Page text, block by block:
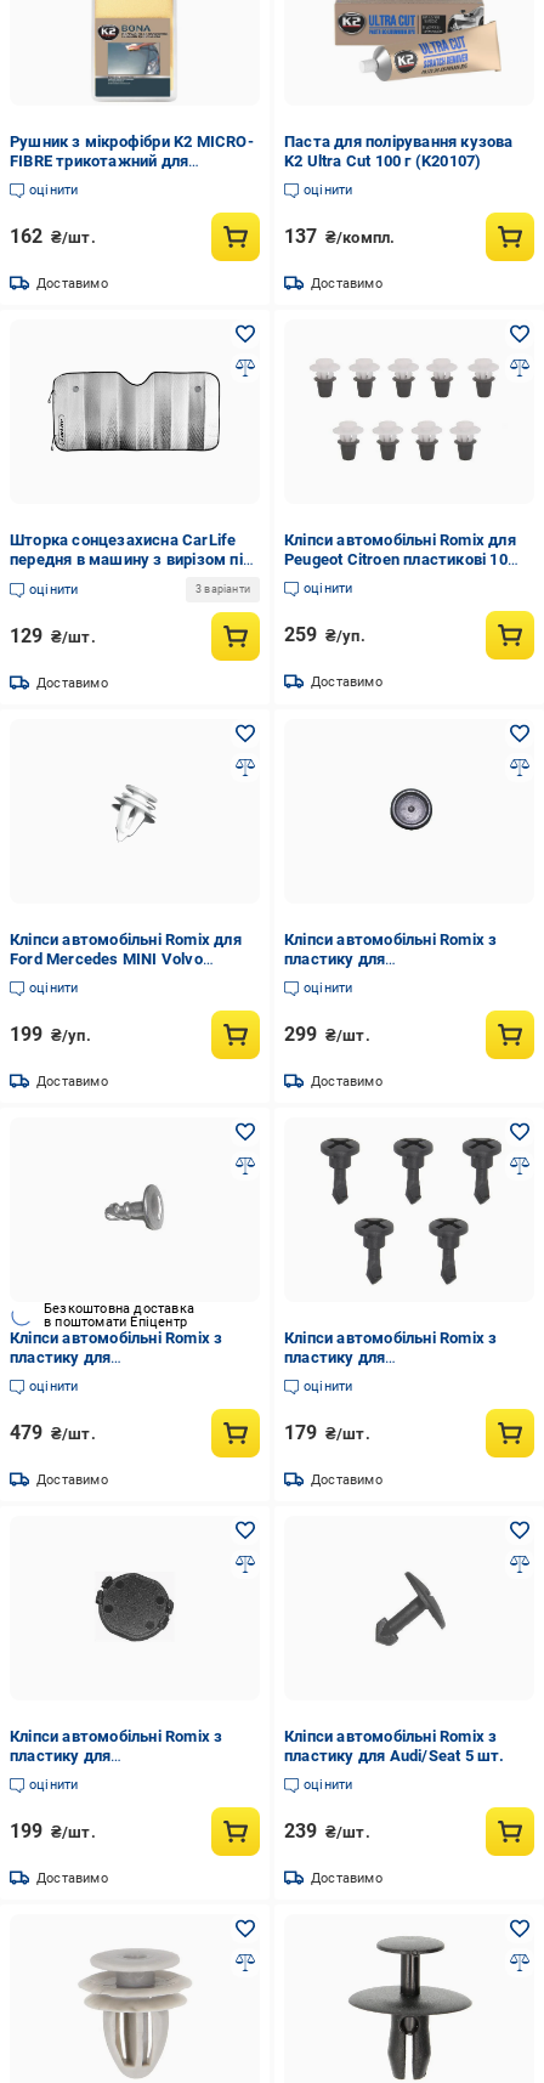
Рушник з мікрофібри K2 MICRO-
FIBRE трикотажний для
полірування 40x40 см (K20524)
оцінити
162 ₴/шт.
Доставимо
Паста для полірування кузова
K2 Ultra Cut 100 г (K20107)
оцінити
137 ₴/компл.
Доставимо
Шторка сонцезахисна CarLife
передня в машину з вирізом під
дзеркало та вакумними
присосками 130х60 см (SS130)
оцінити 3 варіанти
129 ₴/шт.
Доставимо
Кліпси автомобільні Romix для
Peugeot Citroen пластикові 10
шт. (ROM11257)
оцінити
259 ₴/уп.
Доставимо
Кліпси автомобільні Romix для
Ford Mercedes MINI Volvo
пластикові 10 шт. (ROMB23171)
оцінити
199 ₴/уп.
Доставимо
Кліпси автомобільні Romix з
пластику для
Audi/Seat/Skoda/VW10 шт.
(ROMC60313)
оцінити
299 ₴/шт.
Доставимо
Безкоштовна доставка
в поштомати Епіцентр
Кліпси автомобільні Romix з
пластику для
Audi/Seat/Skoda/VW 5 шт.
(ROMC10127)
оцінити
479 ₴/шт.
Доставимо
Кліпси автомобільні Romix з
пластику для
Audi/Seat/Skoda/VW 5 шт.
(ROMC60604)
оцінити
179 ₴/шт.
Доставимо
Кліпси автомобільні Romix з
пластику для
Audi/Seat/Skoda/VW 5 шт.
оцінити
199 ₴/шт.
Доставимо
Кліпси автомобільні Romix з
пластику для Audi/Seat 5 шт.
оцінити
239 ₴/шт.
Доставимо